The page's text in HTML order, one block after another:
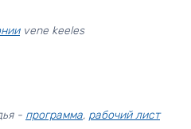
vene keeles
- программа, рабочий лист